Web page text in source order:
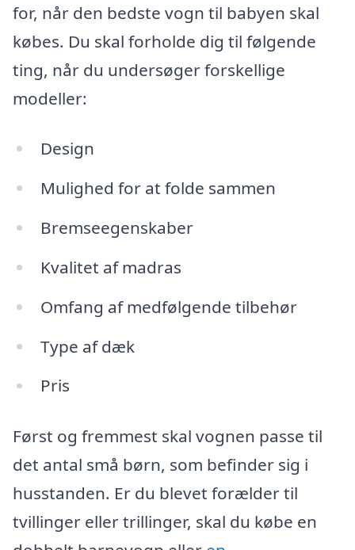
for, når den bedste vogn til babyen skal
købes. Du skal forholde dig til følgende
ting, når du undersøger forskellige
modeller:
Design
Mulighed for at folde sammen
Bremseegenskaber
Kvalitet af madras
Omfang af medfølgende tilbehør
Type af dæk
Pris
Først og fremmest skal vognen passe til
det antal små børn, som befinder sig i
husstanden. Er du blevet forælder til
tvillinger eller trillinger, skal du købe en